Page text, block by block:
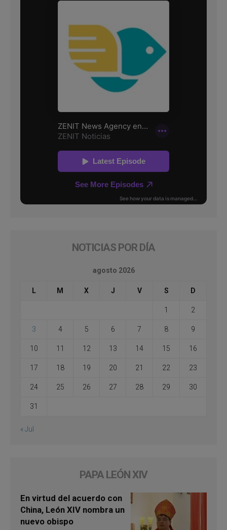
NOTICIAS POR DÍA
agosto 2026
L M X J V S D
1 2
3 4 5 6 7 8 9
10 11 12 13 14 15 16
17 18 19 20 21 22 23
24 25 26 27 28 29 30
31
« Jul
PAPA LEÓN XIV
En virtud del acuerdo con
China, León XIV nombra un
nuevo obispo